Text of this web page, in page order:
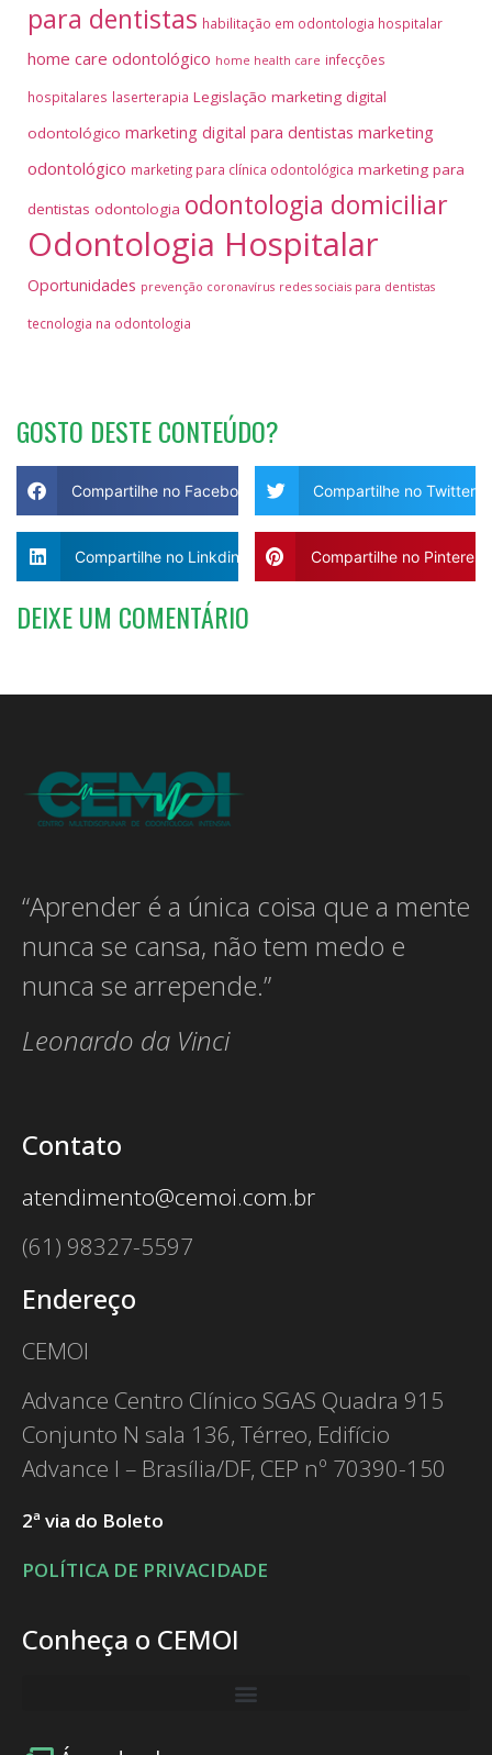
para dentistas habilitação em odontologia hospitalar
home care odontológico home health care infecções
hospitalares laserterapia Legislação marketing digital
odontológico marketing digital para dentistas marketing
odontológico marketing para clínica odontológica marketing para
dentistas odontologia odontologia domiciliar
Odontologia Hospitalar
Oportunidades prevenção coronavírus redes sociais para dentistas
tecnologia na odontologia
GOSTO DESTE CONTEÚDO?
Compartilhe no Facebook Compartilhe no Twitter
Compartilhe no Linkdin Compartilhe no Pinterest
DEIXE UM COMENTÁRIO
“Aprender é a única coisa que a mente
nunca se cansa, não tem medo e
nunca se arrepende.”
Leonardo da Vinci
Contato
atendimento@cemoi.com.br
(61) 98327-5597
Endereço
CEMOI
Advance Centro Clínico SGAS Quadra 915
Conjunto N sala 136, Térreo, Edifício
Advance I – Brasília/DF, CEP nº 70390-150
2ª via do Boleto
POLÍTICA DE PRIVACIDADE
Conheça o CEMOI